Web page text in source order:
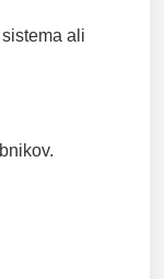
ali